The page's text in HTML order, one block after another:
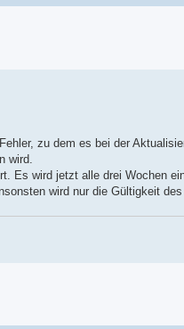
zu dem es bei der
wird.
Es wird jetzt alle drei Wochen
wird nur die Gültigkeit